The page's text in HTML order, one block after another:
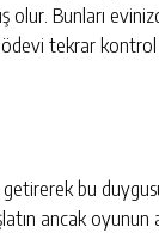
olur. Bunları
tekrar kontrol
bu
ancak oyunun